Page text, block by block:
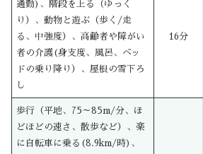
通勤)、階段を上る（ゆっく
り）、動物と遊ぶ（歩く/走
る、中強度）、高齢者や障がい
者の介護(身支度、風呂、ベッ
ドの乗り降り）、屋根の雪下ろ
し
16分
歩行（平地、75～85m/分、ほ
どほどの速さ、散歩など）、楽
に自転車に乗る(8.9km/時)、